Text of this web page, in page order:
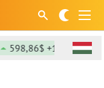
598,86$ +1,22%